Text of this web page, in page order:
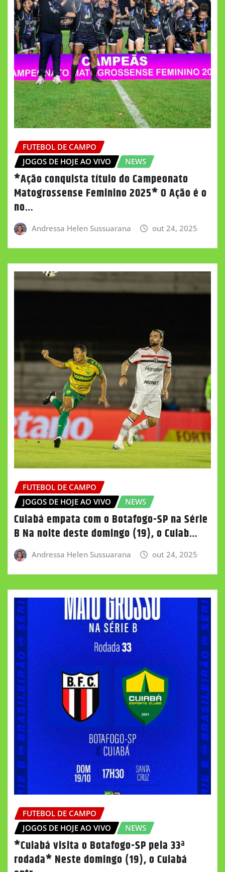
FUTEBOL DE CAMPO
JOGOS DE HOJE AO VIVO
NEWS
*Ação conquista título do Campeonato
Matogrossense Feminino 2025* O Ação é o
no…
Andressa Helen Sussuarana out 24, 2025
FUTEBOL DE CAMPO
JOGOS DE HOJE AO VIVO
NEWS
Cuiabá empata com o Botafogo-SP na Série
B Na noite deste domingo (19), o Cuiab…
Andressa Helen Sussuarana out 24, 2025
FUTEBOL DE CAMPO
JOGOS DE HOJE AO VIVO
NEWS
*Cuiabá visita o Botafogo-SP pela 33ª
rodada* Neste domingo (19), o Cuiabá